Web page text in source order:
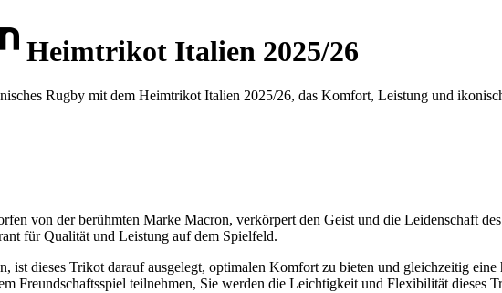
Heimtrikot Italien 2025/26
Rugby mit dem Heimtrikot Italien 2025/26, das Komfort, Leistung und
von der berühmten Marke Macron, verkörpert den Geist und die Leidenschaft
für Qualität und Leistung auf dem Spielfeld.
ist dieses Trikot darauf ausgelegt, optimalen Komfort zu bieten und gleichzeitig
Freundschaftsspiel teilnehmen, Sie werden die Leichtigkeit und Flexibilität dieses